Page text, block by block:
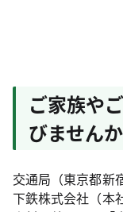
ご家族や
びません
交通局（東京都新
下鉄株式会社（本